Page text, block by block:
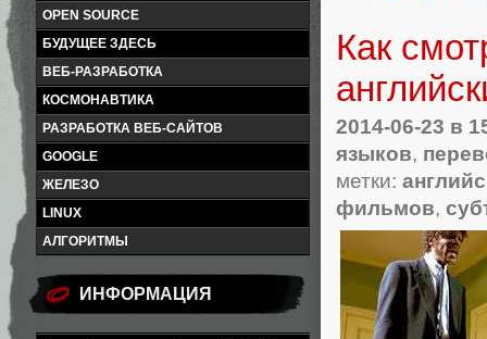
OPEN SOURCE
БУДУЩЕЕ ЗДЕСЬ
ВЕБ-РАЗРАБОТКА
КОСМОНАВТИКА
РАЗРАБОТКА ВЕБ-САЙТОВ
GOOGLE
ЖЕЛЕЗО
LINUX
АЛГОРИТМЫ
ИНФОРМАЦИЯ
Как
2014-06-23 в
языков,
метки:
фильмов,